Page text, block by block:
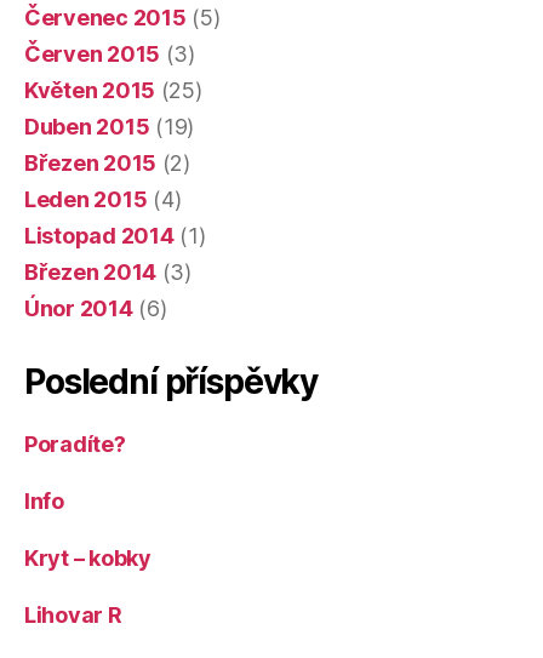
Červenec 2015 (5)
Červen 2015 (3)
Květen 2015 (25)
Duben 2015 (19)
Březen 2015 (2)
Leden 2015 (4)
Listopad 2014(1)
Březen 2014 (3)
Únor 2014(6)
Poslední příspěvky
Poradíte?
Info
Kryt – kobky
Lihovar R